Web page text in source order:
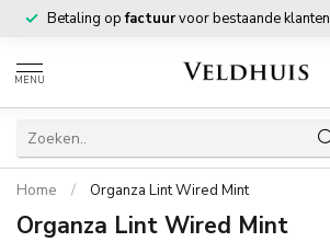
Betaling opfactuurvoor bestaande klanten
MENU
Home / Organza Lint Wired Mint
Organza Lint Wired Mint